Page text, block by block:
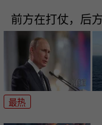
前方在打仗，后
最热